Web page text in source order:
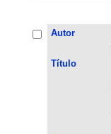
Autor
Título